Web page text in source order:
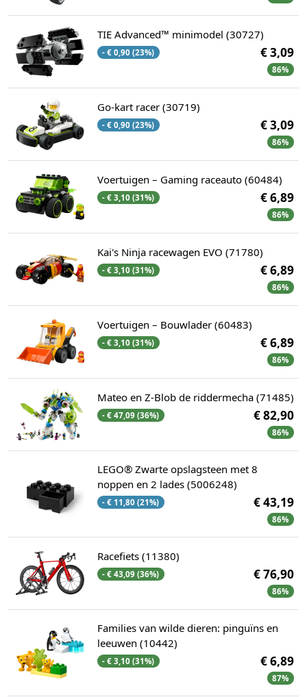
TIE Advanced™ minimodel (30727)
- € 0,90 (23%) € 3,09
86%
Go-kart racer (30719)
- € 0,90 (23%) € 3,09
86%
Voertuigen – Gaming raceauto (60484)
- € 3,10 (31%) € 6,89
86%
Kai's Ninja racewagen EVO (71780)
- € 3,10 (31%) € 6,89
86%
Voertuigen – Bouwlader (60483)
- € 3,10 (31%) € 6,89
86%
Mateo en Z-Blob de riddermecha (71485)
- € 47,09 (36%) € 82,90
86%
LEGO® Zwarte opslagsteen met 8
noppen en 2 lades (5006248)
- € 11,80 (21%) € 43,19
86%
Racefiets (11380)
- € 43,09 (36%) € 76,90
86%
Families van wilde dieren: pinguïns en
leeuwen (10442)
- € 3,10 (31%) € 6,89
87%